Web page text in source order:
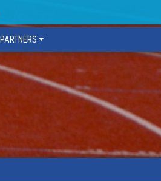
PARTNERS